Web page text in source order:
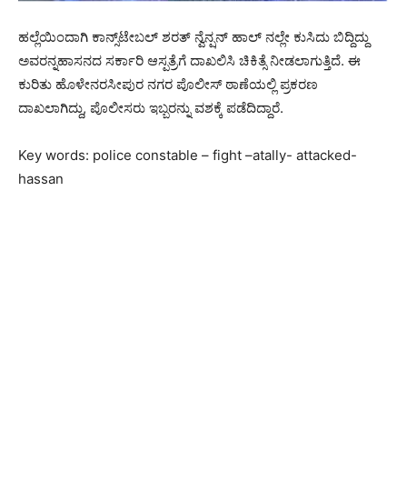
ಹಲ್ಲೆಯಿಂದಾಗಿ ಕಾನ್ಸ್‌ಟೇಬಲ್ ಶರತ್ ನ್ವೆನ್ಷನ್ ಹಾಲ್‌ ನಲ್ಲೇ ಕುಸಿದು ಬಿದ್ದಿದ್ದು
ಅವರನ್ನಹಾಸನದ ಸರ್ಕಾರಿ ಆಸ್ಪತ್ರೆಗೆ ದಾಖಲಿಸಿ ಚಿಕಿತ್ಸೆ ನೀಡಲಾಗುತ್ತಿದೆ. ಈ
ಕುರಿತು ಹೊಳೇನರಸೀಪುರ ನಗರ ಪೊಲೀಸ್ ಠಾಣೆಯಲ್ಲಿ ಪ್ರಕರಣ
ದಾಖಲಾಗಿದ್ದು, ಪೊಲೀಸರು ಇಬ್ಬರನ್ನು ವಶಕ್ಕೆ ಪಡೆದಿದ್ದಾರೆ.
Key words: police constable – fight –atally- attacked-
hassan